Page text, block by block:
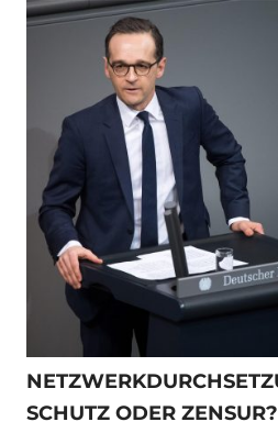
SCHUTZ ODER ZENSUR?